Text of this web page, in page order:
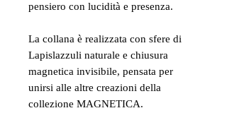
pensiero con lucidità e presenza.
La collana è realizzata con sfere di
Lapislazzuli naturale e chiusura
magnetica invisibile, pensata per
unirsi alle altre creazioni della
collezione MAGNETICA.